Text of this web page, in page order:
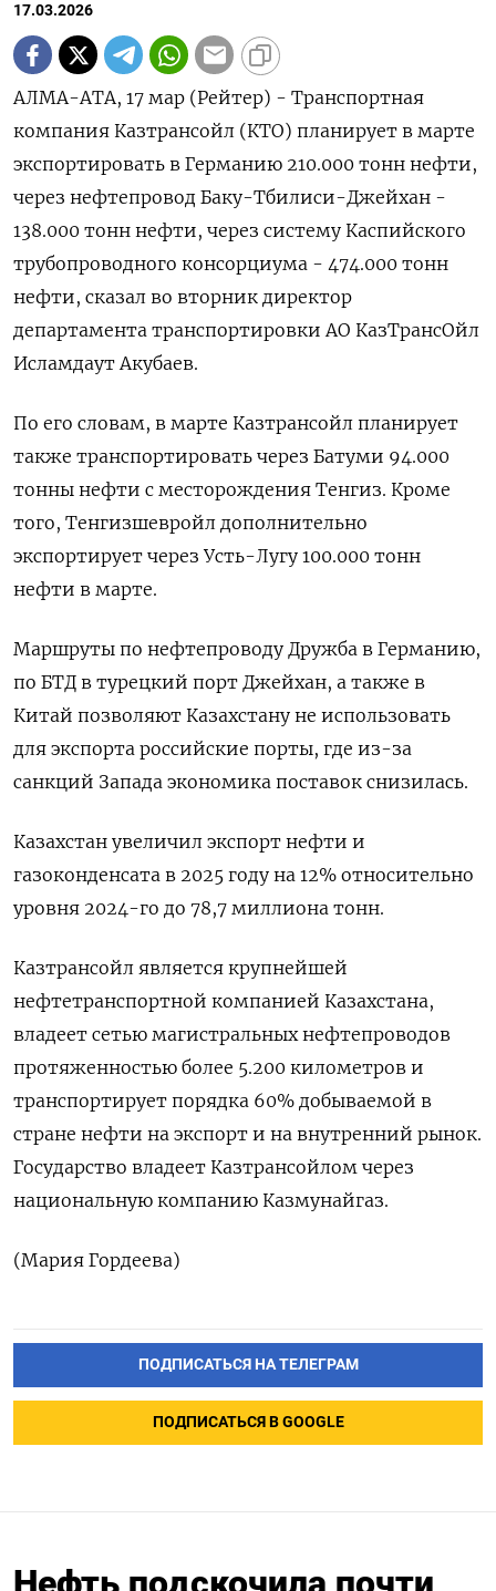
17.03.2026
АЛМА-АТА, 17 мар (Рейтер) - Транспортная
компания Казтрансойл (КТО) планирует в марте
экспортировать в Германию 210.000 тонн нефти,
‌через нефтепровод Баку-Тбилиси-Джейхан -
138.000 тонн нефти, через систему Каспийского
трубопроводного консорциума - 474.000 тонн
нефти, сказал ​во вторник ​директор ​
департамента транспортировки АО КазТрансОйл
⁠Исламдаут Акубаев.
По его ‌словам, в марте Казтрансойл ‌планирует
также транспортировать через Батуми 94.000
тонны нефти ​с месторождения Тенгиз. Кроме
того, ‌Тенгизшевройл дополнительно
экспортирует через Усть-Лугу 100.000 ​тонн
нефти в марте.
Маршруты по нефтепроводу ‌Дружба в Германию,
по БТД в турецкий порт Джейхан, а также ​в
Китай ​позволяют ‌Казахстану не использовать
для экспорта российские порты, ​где из-за
санкций Запада экономика поставок снизилась.
Казахстан увеличил экспорт нефти и
газоконденсата в 2025 году на 12% относительно
уровня 2024-го до 78,7 миллиона тонн.
Казтрансойл является ​крупнейшей
нефтетранспортной ⁠компанией Казахстана,
владеет сетью магистральных нефтепроводов
протяженностью более 5.200 километров ‌и
транспортирует порядка 60% добываемой в
‌стране нефти на экспорт и на ​внутренний рынок.
Государство владеет Казтрансойлом через
‌национальную компанию Казмунайгаз.
(Мария Гордеева)
ПОДПИСАТЬСЯ НА ТЕЛЕГРАМ
ПОДПИСАТЬСЯ В GOOGLE